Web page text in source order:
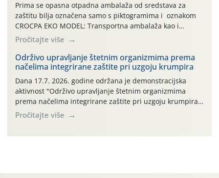
Prima se opasna otpadna ambalaža od sredstava za
zaštitu bilja označena samo s piktogramima i oznakom
CROCPA EKO MODEL: Transportna ambalaža kao i
ambalaža drugih proizvoda koji nisu sredstva za zaštitu
bilja (npr. ambalaža od mineralnih gnojiva,) se ne
prihvaća. Korisnicima je osiguran besplatni povrat
prazne ambalaže isključivo ovih tvrtki: AGROCHEM-MAKS,
AGRONOM, ALBAUGH TKI* (PINUS […]
Pročitajte više
Održivo upravljanje štetnim organizmima prema
načelima integrirane zaštite pri uzgoju krumpira
Dana 17.7. 2026. godine održana je demonstracijska
aktivnost "Održivo upravljanje štetnim organizmima
prema načelima integrirane zaštite pri uzgoju krumpira"
na pokusnom polju "Poredje", kraj naselja Belica (ARKOD
parcela ID 2445031) (središnji dio Međimurske županije).
Pročitajte više